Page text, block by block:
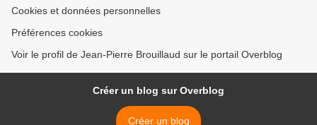
Cookies et données personnelles
Préférences cookies
Voir le profil de Jean-Pierre Brouillaud sur le portail Overblog
Créer un blog sur Overblog
Créer un blog